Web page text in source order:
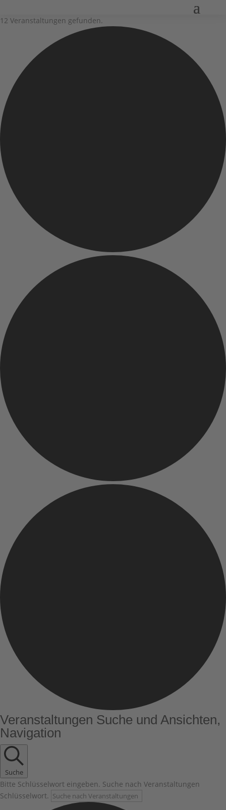
12 Veranstaltungen gefunden.
Veranstaltungen
Veranstaltungen Suche und Ansichten,
Navigation
Suche
Bitte Schlüsselwort eingeben. Suche nach Veranstaltungen
Schlüsselwort.